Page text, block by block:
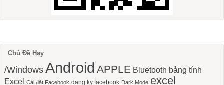
Chủ Đề Hay
/Windows Android APPLE Bluetooth bảng tính
Excel Cài đặt Facebook dang ky facebook Dark Mode excel